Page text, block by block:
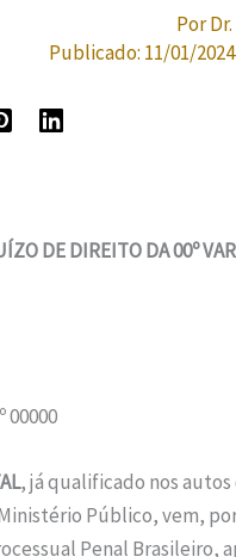
Por
Publicado: 11/01/
DE DIREITO DA 00º
00000
, já qualificado nos
Público, vem,
Penal Brasileiro,